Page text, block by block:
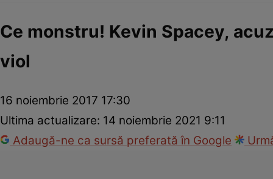
Ce monstru! Kevin Spacey,
viol
16 noiembrie 2017 17:30
Ultima actualizare: 14 noiembrie 2021 9:11
Adaugă-ne ca sursă preferată în Google